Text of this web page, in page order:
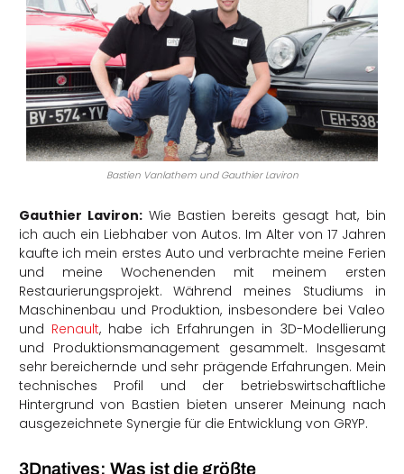
Bastien Vanlathem und Gauthier Laviron
Gauthier Laviron:Wie Bastien bereits gesagt hat, bin
ich auch ein Liebhaber von Autos. Im Alter von 17 Jahren
kaufte ich mein erstes Auto und verbrachte meine Ferien
und meine Wochenenden mit meinem ersten
Restaurierungsprojekt. Während meines Studiums in
Maschinenbau und Produktion, insbesondere bei Valeo
und Renault, habe ich Erfahrungen in 3D-Modellierung
und Produktionsmanagement gesammelt. Insgesamt
sehr bereichernde und sehr prägende Erfahrungen. Mein
technisches Profil und der betriebswirtschaftliche
Hintergrund von Bastien bieten unserer Meinung nach
ausgezeichnete Synergie für die Entwicklung von GRYP.
3Dnatives: Was ist die größte